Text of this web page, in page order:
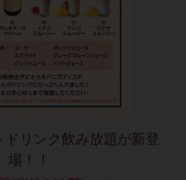
ドリンク飲み放題が新登
場！！